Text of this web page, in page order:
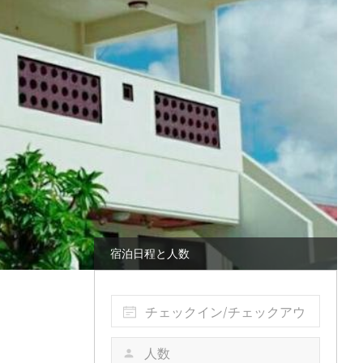
宿泊日程と人数
チェックイン/チェックアウ
ト